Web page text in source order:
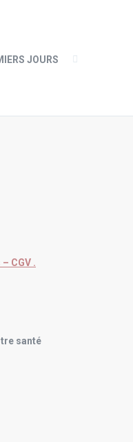
JOURS
CGV .
santé